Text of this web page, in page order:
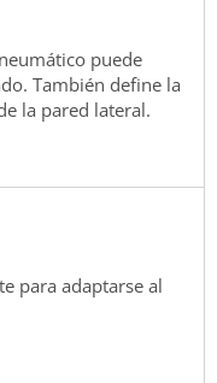
puede
También define la
la pared lateral.
para adaptarse al